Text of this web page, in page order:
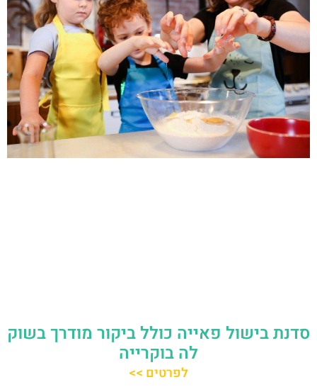
סדנת בישול פאייה כולל ביקור מודרך בשוק
לה בוקרייה
לפרטים >>